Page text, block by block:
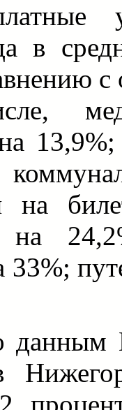
в
с
13,9%;
на
на
33%;